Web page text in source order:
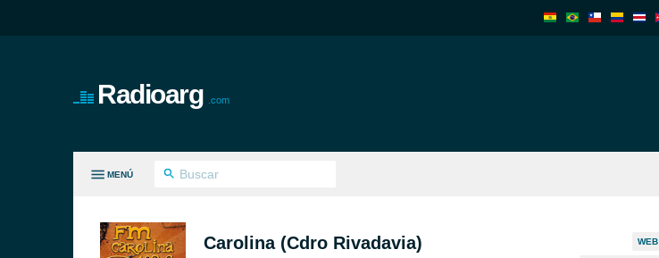
Radioarg .com
MENÚ
Carolina (Cdro Rivadavia) WEB